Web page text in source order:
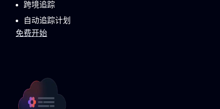
跨境追踪
自动追踪计划
免费开始